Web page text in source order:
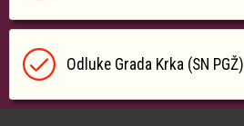
Odluke Grada Krka (SN PGŽ)